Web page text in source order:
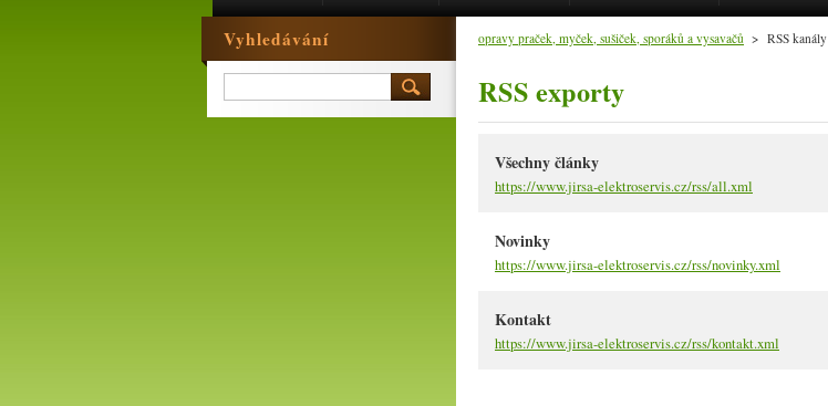
opravy praček, myček, sušiček, sporáků a vysavačů > RSS kanály
RSS exporty
Všechny články
https://www.jirsa-elektroservis.cz/rss/all.xml
Novinky
https://www.jirsa-elektroservis.cz/rss/novinky.xml
Kontakt
https://www.jirsa-elektroservis.cz/rss/kontakt.xml
Vyhledávání